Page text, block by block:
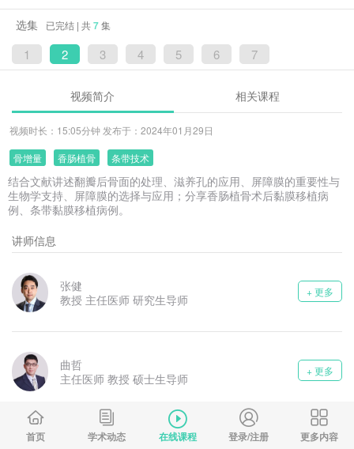
选集 已完结 | 共7集
1 2 3 4 5 6 7
视频简介 相关课程
视频时长：15:05分钟 发布于：2024年01月29日
骨增量 香肠植骨 条带技术
结合文献讲述翻瓣后骨面的处理、滋养孔的应用、屏障膜的重要性与
生物学支持、屏障膜的选择与应用；分享香肠植骨术后黏膜移植病
例、条带黏膜移植病例。
讲师信息
张健
教授 主任医师 研究生导师
+ 更多
曲哲
主任医师 教授 硕士生导师
+ 更多
朱一博
首页 学术动态 在线课程 登录/注册 更多内容